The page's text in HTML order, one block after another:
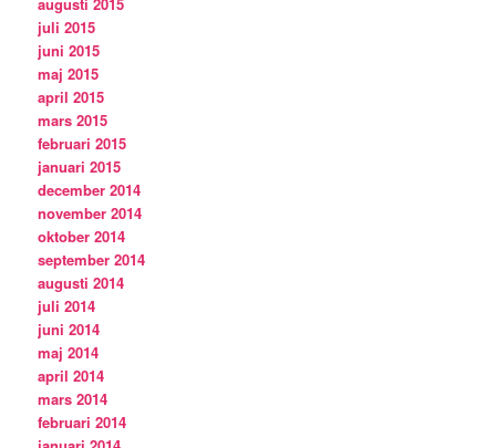
juli 2015
juni 2015
maj 2015
april 2015
mars 2015
februari 2015
januari 2015
december 2014
november 2014
oktober 2014
september 2014
augusti 2014
juli 2014
juni 2014
maj 2014
april 2014
mars 2014
februari 2014